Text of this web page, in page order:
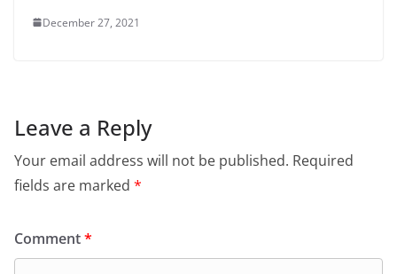
December 27, 2021
Leave a Reply
Your email address will not be published. Required
fields are marked *
Comment*